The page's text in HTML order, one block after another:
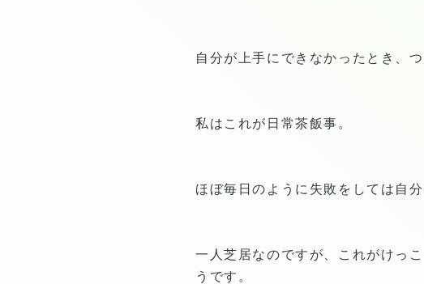
自分が上手にできなかったとき、
私はこれが日常茶飯事。
ほぼ毎日のように失敗をしては自
一人芝居なのですが、これがけっ
うです。